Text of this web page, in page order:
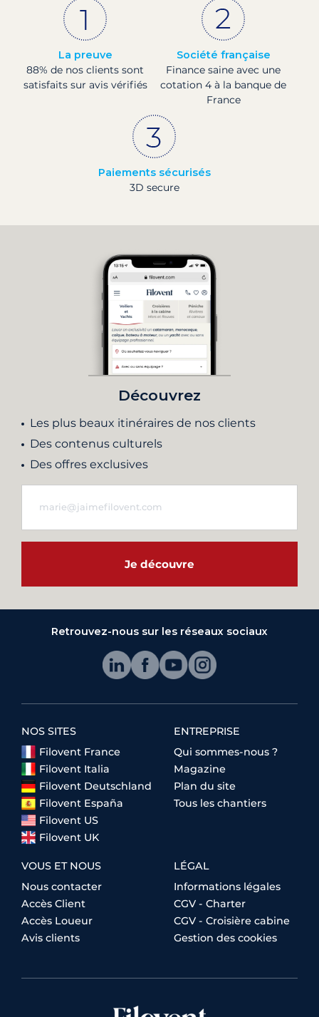
La preuve
88% de nos clients sont
satisfaits sur avis vérifiés
Société française
Finance saine avec une
cotation 4 à la banque de
France
Paiements sécurisés
3D secure
Découvrez
Les plus beaux itinéraires de nos clients
Des contenus culturels
Des offres exclusives
Je découvre
Retrouvez-nous sur les réseaux sociaux
NOS SITES
Filovent France
Filovent Italia
Filovent Deutschland
Filovent España
Filovent US
Filovent UK
ENTREPRISE
Qui sommes-nous ?
Magazine
Plan du site
Tous les chantiers
VOUS ET NOUS
Nous contacter
Accès Client
Accès Loueur
Avis clients
LÉGAL
Informations légales
CGV - Charter
CGV - Croisière cabine
Gestion des cookies